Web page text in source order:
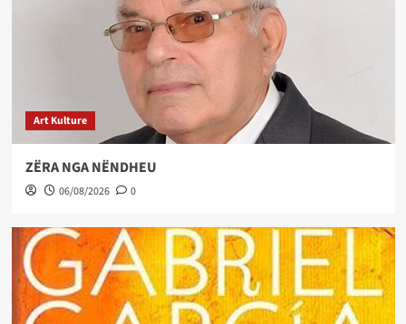
Art Kulture
ZËRA NGA NËNDHEU
06/08/2026 0